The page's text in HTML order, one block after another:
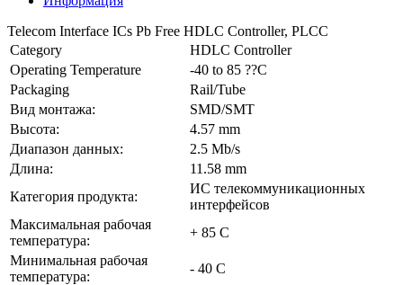
Telecom Interface ICs Pb Free HDLC Controller, PLCC
Category
HDLC Controller
Operating Temperature
-40 to 85 ??C
Packaging
Rail/Tube
Вид монтажа:
SMD/SMT
Высота:
4.57 mm
Диапазон данных:
2.5 Mb/s
Длина:
11.58 mm
Категория продукта:
ИС телекоммуникационных
интерфейсов
Максимальная рабочая
температура:
+ 85 C
Минимальная рабочая
температура:
- 40 C